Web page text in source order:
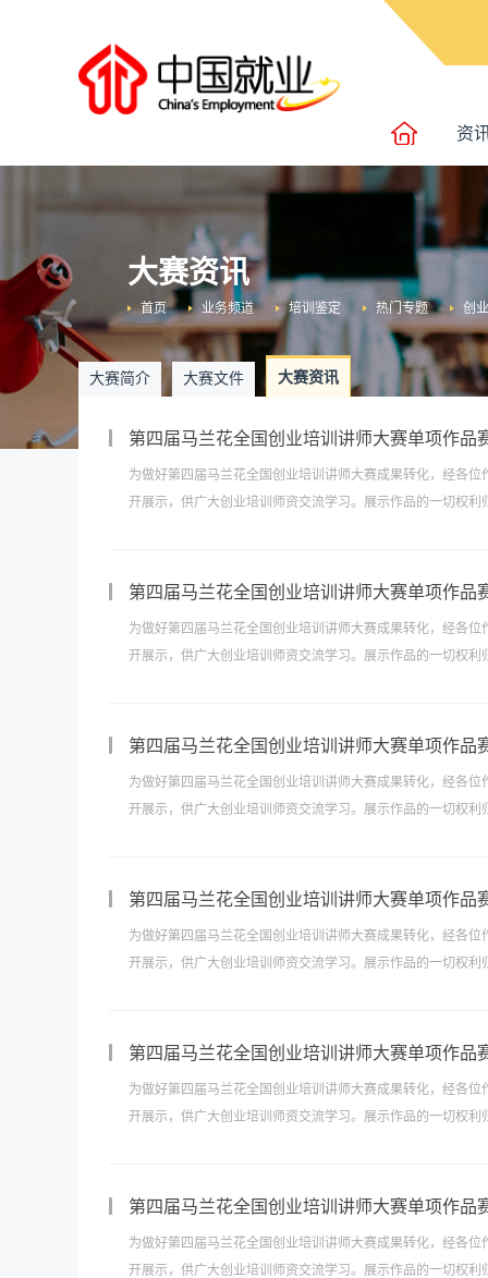
资
大赛资讯
创
热门专题
培训鉴定
业务频道
首页
大赛简介 大赛文件 大赛资讯
第四届马兰花全国创业培训讲师大赛单项作品
为做好第四届马兰花全国创业培训讲师大赛成果转化，经各
开展示，供广大创业培训师资交流学习。展示作品的一切权
第四届马兰花全国创业培训讲师大赛单项作品
为做好第四届马兰花全国创业培训讲师大赛成果转化，经各
开展示，供广大创业培训师资交流学习。展示作品的一切权
第四届马兰花全国创业培训讲师大赛单项作品
为做好第四届马兰花全国创业培训讲师大赛成果转化，经各
开展示，供广大创业培训师资交流学习。展示作品的一切权
第四届马兰花全国创业培训讲师大赛单项作品
为做好第四届马兰花全国创业培训讲师大赛成果转化，经各
开展示，供广大创业培训师资交流学习。展示作品的一切权
第四届马兰花全国创业培训讲师大赛单项作品
为做好第四届马兰花全国创业培训讲师大赛成果转化，经各
开展示，供广大创业培训师资交流学习。展示作品的一切权
第四届马兰花全国创业培训讲师大赛单项作品
为做好第四届马兰花全国创业培训讲师大赛成果转化，经各
开展示，供广大创业培训师资交流学习。展示作品的一切权